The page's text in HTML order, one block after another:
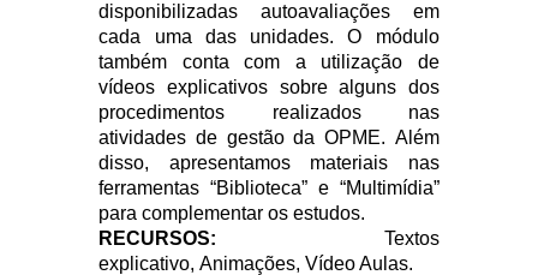
disponibilizadas autoavaliações em
cada uma das unidades. O módulo
também conta com a utilização de
vídeos explicativos sobre alguns dos
procedimentos realizados nas
atividades de gestão da OPME. Além
disso, apresentamos materiais nas
ferramentas “Biblioteca” e “Multimídia”
para complementar os estudos.
RECURSOS: Textos
explicativo, Animações,Vídeo Aulas.